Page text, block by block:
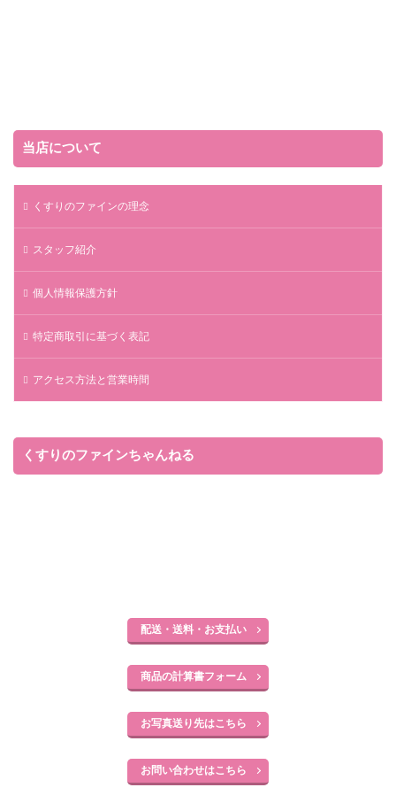
当店について
くすりのファインの理念
スタッフ紹介
個人情報保護方針
特定商取引に基づく表記
アクセス方法と営業時間
くすりのファインちゃんねる
配送・送料・お支払い
商品の計算書フォーム
お写真送り先はこちら
お問い合わせはこちら